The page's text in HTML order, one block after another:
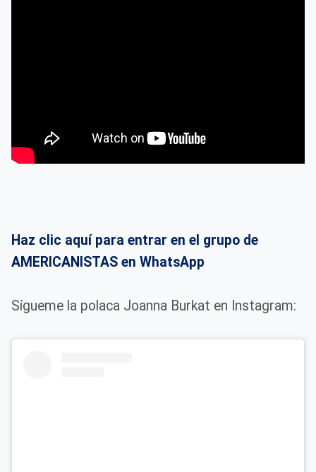
Haz clic aquí para entrar en el grupo de
AMERICANISTAS en WhatsApp
Sígueme la polaca Joanna Burkat en Instagram: